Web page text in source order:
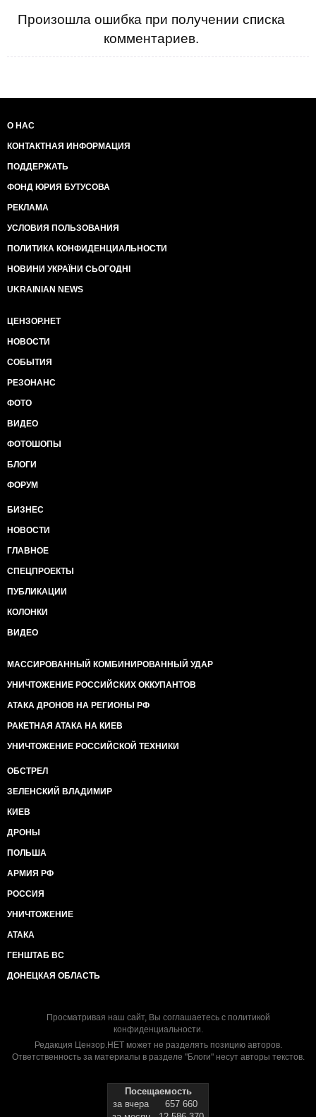
Произошла ошибка при получении списка
комментариев.
О НАС
КОНТАКТНАЯ ИНФОРМАЦИЯ
ПОДДЕРЖАТЬ
ФОНД ЮРИЯ БУТУСОВА
РЕКЛАМА
УСЛОВИЯ ПОЛЬЗОВАНИЯ
ПОЛИТИКА КОНФИДЕНЦИАЛЬНОСТИ
НОВИНИ УКРАЇНИ СЬОГОДНІ
UKRAINIAN NEWS
ЦЕНЗОР.НЕТ
НОВОСТИ
СОБЫТИЯ
РЕЗОНАНС
ФОТО
ВИДЕО
ФОТОШОПЫ
БЛОГИ
ФОРУМ
БИЗНЕС
НОВОСТИ
ГЛАВНОЕ
СПЕЦПРОЕКТЫ
ПУБЛИКАЦИИ
КОЛОНКИ
ВИДЕО
МАССИРОВАННЫЙ КОМБИНИРОВАННЫЙ УДАР
УНИЧТОЖЕНИЕ РОССИЙСКИХ ОККУПАНТОВ
АТАКА ДРОНОВ НА РЕГИОНЫ РФ
РАКЕТНАЯ АТАКА НА КИЕВ
УНИЧТОЖЕНИЕ РОССИЙСКОЙ ТЕХНИКИ
ОБСТРЕЛ
ЗЕЛЕНСКИЙ ВЛАДИМИР
КИЕВ
ДРОНЫ
ПОЛЬША
АРМИЯ РФ
РОССИЯ
УНИЧТОЖЕНИЕ
АТАКА
ГЕНШТАБ ВС
ДОНЕЦКАЯ ОБЛАСТЬ
Просматривая наш сайт, Вы соглашаетесь с политикой
конфиденциальности.
Редакция Цензор.НЕТ может не разделять позицию авторов.
Ответственность за материалы в разделе "Блоги" несут авторы текстов.
Посещаемость
за вчера
657 660